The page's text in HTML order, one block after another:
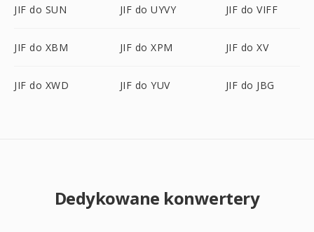
JIF do SUN JIF do UYVY JIF do VIFF
JIF do XBM JIF do XPM JIF do XV
JIF do XWD JIF do YUV JIF do JBG
Dedykowane konwertery